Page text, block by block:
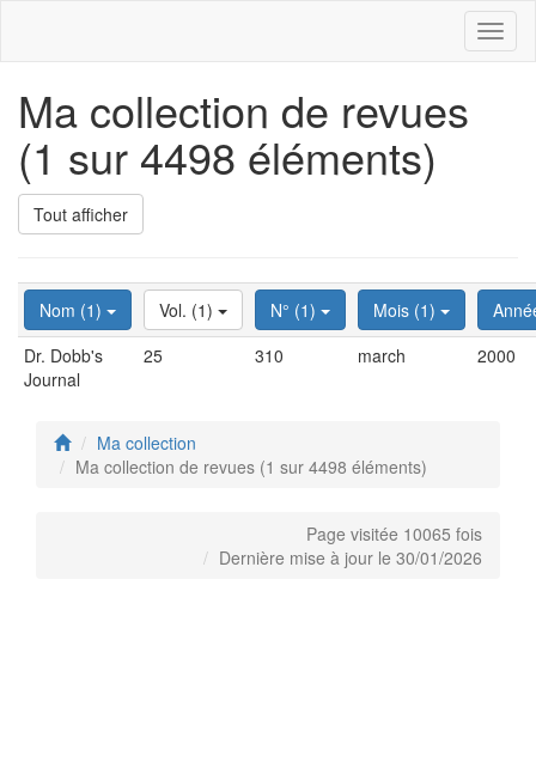
Ma collection de revues
(1 sur 4498 éléments)
Tout afficher
Nom (1) Vol. (1) N° (1) Mois (1)
Dr. Dobb's
Journal
25 310 march 2000
Ma collection
Ma collection de revues (1 sur 4498 éléments)
Page visitée 10065 fois
Dernière mise à jour le 30/01/2026